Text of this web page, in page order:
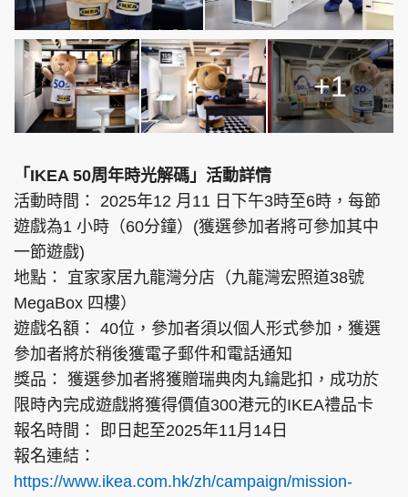
+1
「IKEA 50周年時光解碼」活動詳情
活動時間： 2025年12 月11 日下午3時至6時，每節
遊戲為1 小時（60分鐘）(獲選參加者將可參加其中
一節遊戲)
地點： 宜家家居九龍灣分店（九龍灣宏照道38號
MegaBox 四樓）
遊戲名額： 40位，參加者須以個人形式參加，獲選
參加者將於稍後獲電子郵件和電話通知
獎品： 獲選參加者將獲贈瑞典肉丸鑰匙扣，成功於
限時內完成遊戲將獲得價值300港元的IKEA禮品卡
報名時間： 即日起至2025年11月14日
報名連結：
https://www.ikea.com.hk/zh/campaign/mission-